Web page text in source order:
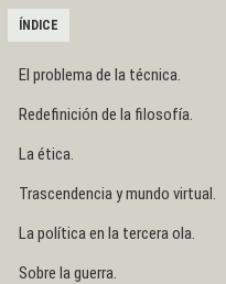
ÍNDICE
El problema de la técnica.
Redefinición de la filosofía.
La ética.
Trascendencia y mundo virtual.
La política en la tercera ola.
Sobre la guerra.